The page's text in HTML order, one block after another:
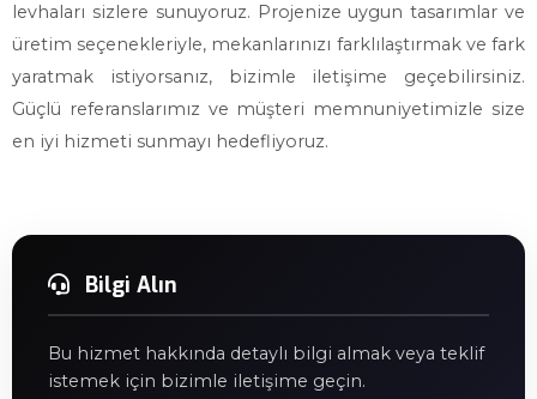
levhaları sizlere sunuyoruz. Projenize uygun tasarımlar ve
üretim seçenekleriyle, mekanlarınızı farklılaştırmak ve fark
yaratmak istiyorsanız, bizimle iletişime geçebilirsiniz.
Güçlü referanslarımız ve müşteri memnuniyetimizle size
en iyi hizmeti sunmayı hedefliyoruz.
Bilgi Alın
Bu hizmet hakkında detaylı bilgi almak veya teklif
istemek için bizimle iletişime geçin.